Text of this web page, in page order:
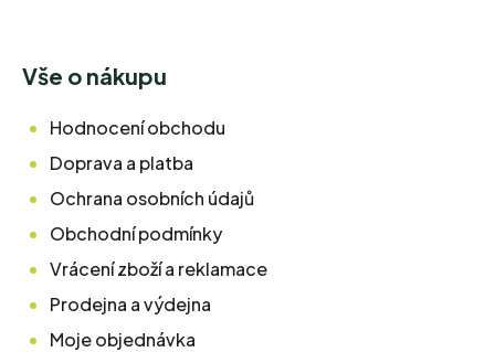
Vše o nákupu
Hodnocení obchodu
Doprava a platba
Ochrana osobních údajů
Obchodní podmínky
Vrácení zboží a reklamace
Prodejna a výdejna
Moje objednávka